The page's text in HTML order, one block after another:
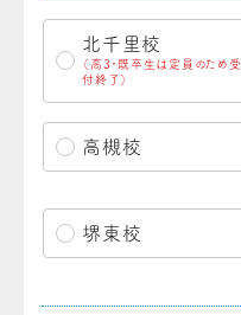
北千里校
（高3・既卒生は定員のため受
付終了）
高槻校
堺東校